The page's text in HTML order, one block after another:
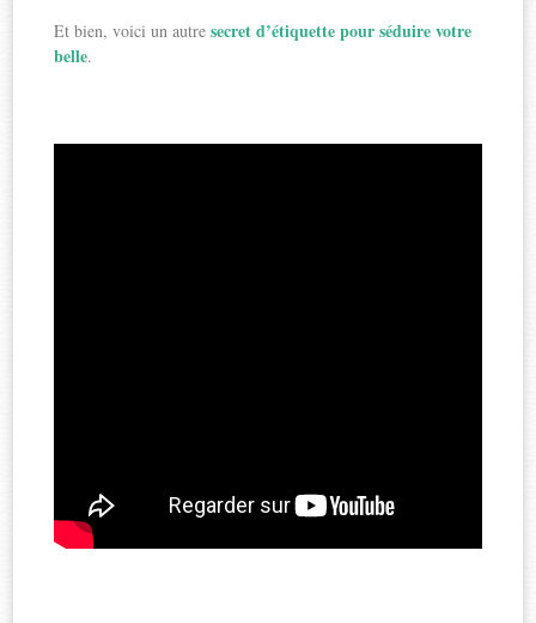
Et bien, voici un autresecret d’étiquette pour séduire votre
belle.